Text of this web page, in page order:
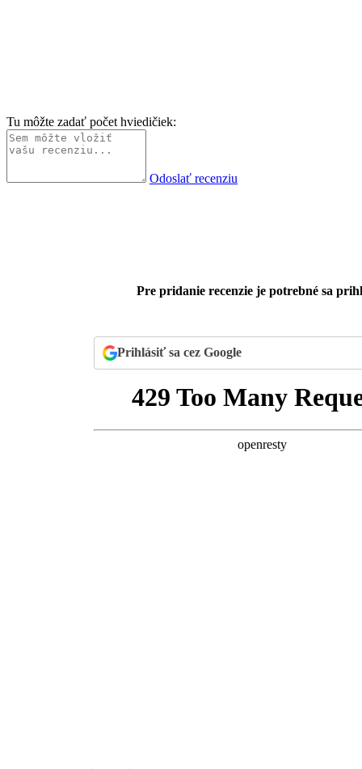
Tu môžte zadať počet hviedičiek:
Odoslať recenziu
Pre pridanie recenzie je potrebné sa
Prihlásiť sa cez Google